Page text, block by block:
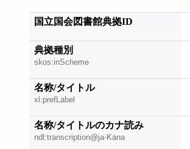
国立国会図書館典拠ID
典拠種別
skos:inScheme
名称/タイトル
xl:prefLabel
名称/タイトルのカナ読み
ndl:transcription@ja-Kana